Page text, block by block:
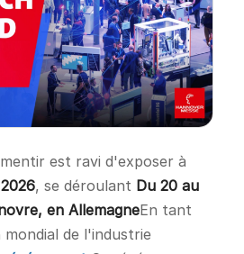
est ravi d'exposer à
, se déroulant Du 20 au
en AllemagneEn tant
de l'industrie